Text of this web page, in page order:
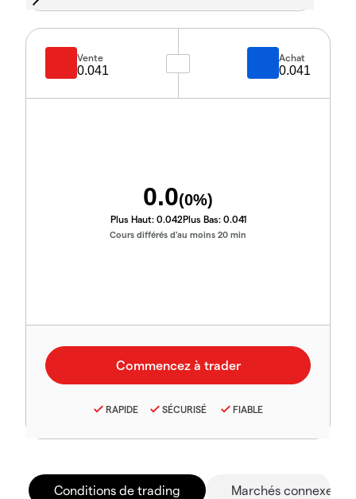
Vente
0.041
Achat
0.041
0.0(0%)
Plus Haut: 0.042Plus Bas: 0.041
Cours différés d'au moins 20 min
RAPIDE SÉCURISÉ FIABLE
Conditions de trading Marchés connexes